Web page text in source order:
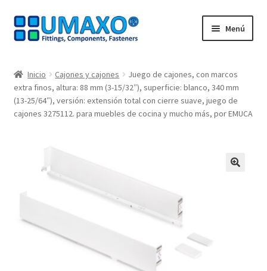
Ir
a
Ir
al
Menú
AGB
Caja registradora
Contacte con
Nuestros socios
Inicio Cajones y cajones
Juego de cajones, con marcos
extra finos, altura: 88 mm (3-15/32″), superficie: blanco, 340 mm
(13-25/64″), versión: extensión total con cierre suave, juego de
cajones 3275112. para muebles de cocina y mucho más, por EMUCA